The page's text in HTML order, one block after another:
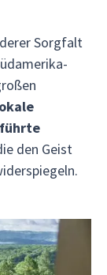
Sorgfalt
den Geist
Standard